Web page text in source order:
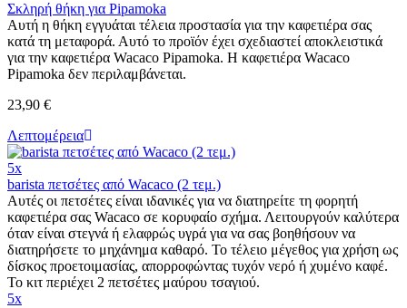
Σκληρή θήκη για Pipamoka
Αυτή η θήκη εγγυάται τέλεια προστασία για την καφετιέρα σας
κατά τη μεταφορά. Αυτό το προϊόν έχει σχεδιαστεί αποκλειστικά
για την καφετιέρα Wacaco Pipamoka. Η καφετιέρα Wacaco
Pipamoka δεν περιλαμβάνεται.
23,90 €
Λεπτομέρεια
5x
barista πετσέτες από Wacaco (2 τεμ.)
Αυτές οι πετσέτες είναι ιδανικές για να διατηρείτε τη φορητή
καφετιέρα σας Wacaco σε κορυφαίο σχήμα. Λειτουργούν καλύτερα
όταν είναι στεγνά ή ελαφρώς υγρά για να σας βοηθήσουν να
διατηρήσετε το μηχάνημα καθαρό. Το τέλειο μέγεθος για χρήση ως
δίσκος προετοιμασίας, απορροφώντας τυχόν νερό ή χυμένο καφέ.
Το κιτ περιέχει 2 πετσέτες μαύρου τσαγιού.
5x